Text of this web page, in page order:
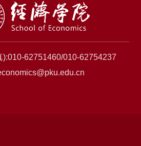
):010-62751460/010-62754237